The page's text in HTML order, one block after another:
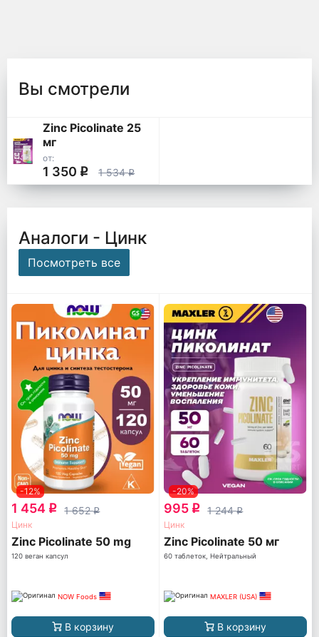
Вы смотрели
Zinc Picolinate 25
мг
от:
1 350 q 1 534q
Аналоги - Цинк
Посмотреть все
-12%
1 454 q 1 652q
Цинк
Zinc Picolinate 50 mg
120 веган капсул
NOW Foods
В корзину
-20%
995 q 1 244q
Цинк
Zinc Picolinate 50 мг
60 таблеток, Нейтральный
MAXLER (USA)
В корзину